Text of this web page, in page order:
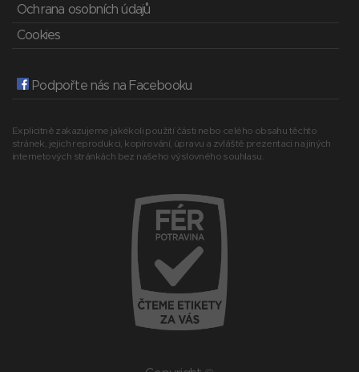
Ochrana osobních údajů
Cookies
Podpořte nás na Facebooku
Explicitně zakazujeme jakékoli použití části nebo celého obsahu těchto
stránek, jejich reprodukci, kopírování, úpravu a zvláště prezentaci na jiných
internetových stránkách bez našeho výslovného souhlasu.